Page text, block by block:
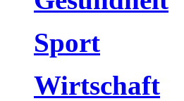
Sport
Wirtschaft